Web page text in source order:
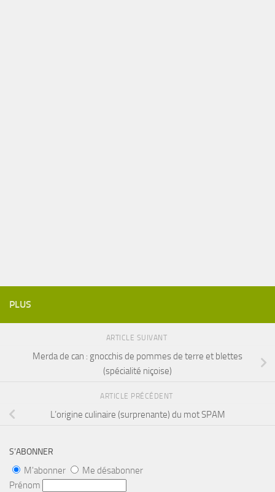
PLUS
ARTICLE SUIVANT
Merda de can : gnocchis de pommes de terre et blettes
(spécialité niçoise)
ARTICLE PRÉCÉDENT
L’origine culinaire (surprenante) du mot SPAM
S’ABONNER
M'abonner
Me désabonner
Prénom